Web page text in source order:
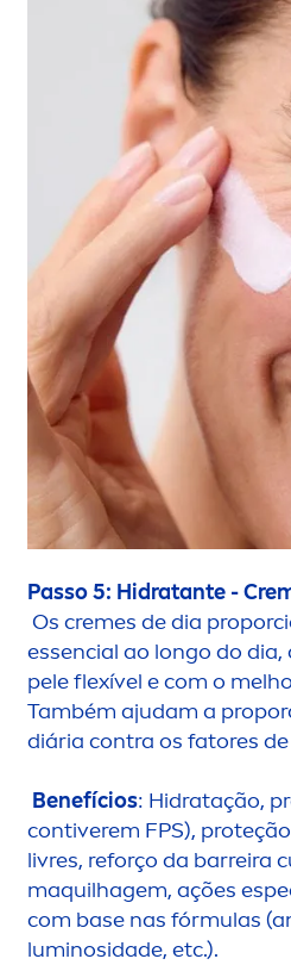
Passo 5: Hidratante -
Os cremes de dia
essencial ao longo do
pele flexível e com o
Também ajudam a
diária contra os fatores de
Benefícios: Hidratação,
contiverem FPS),
livres, reforço da barreira
maquilhagem, ações
com base nas fórmulas
luminosidade, etc.).